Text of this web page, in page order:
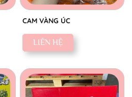
CAM VÀNG ÚC
LIÊN HỆ